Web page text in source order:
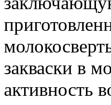
закваски в
активность